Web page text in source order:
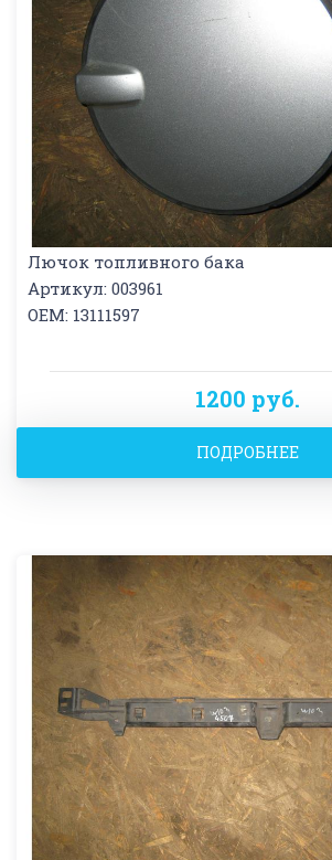
Лючок топливного бака
Артикул: 003961
OEM: 13111597
1200 руб.
ПОДРОБНЕЕ